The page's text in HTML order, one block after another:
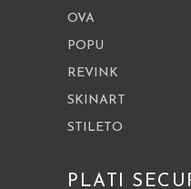
OVA
POPU
REVINK
SKINART
STILETO
PLATI